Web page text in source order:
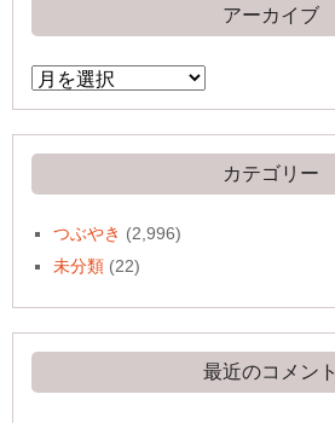
アーカイブ
ア
ー
イ
ブ
カテゴリー
つぶやき (2,996)
未分類 (22)
最近のコメント